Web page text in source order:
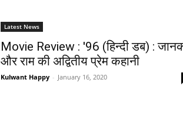
Latest News
Movie Review : '96 (हिन्‍दी डब) :
और राम की अद्वि‍तीय प्रेम कहानी
Kulwant Happy - January 16, 2020